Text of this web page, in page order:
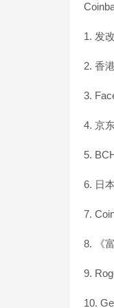
1. 发
2. 香
3.
4. 京
5.
6. 日
7.
8. 《
9.
10.